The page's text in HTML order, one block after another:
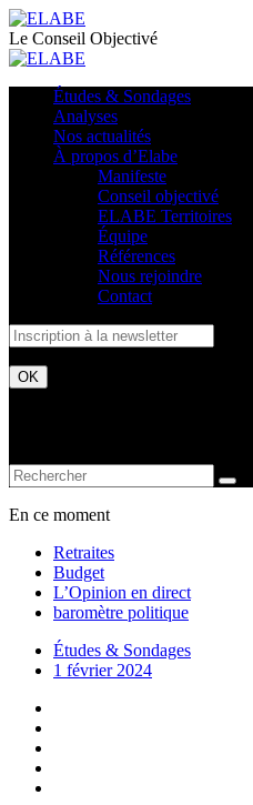
Le Conseil Objectivé
Études & Sondages
Analyses
Nos actualités
À propos d’Elabe
Manifeste
Conseil objectivé
ELABE Territoires
Équipe
Références
Nous rejoindre
Contact
En ce moment
Retraites
Budget
L’Opinion en direct
baromètre politique
Études & Sondages
1 février 2024